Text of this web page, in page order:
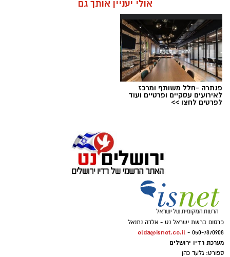
ניסים ניצ'קו . קרדיט צילום - פרטי
ה עם מי שהקימו את פעילות הבנקאות
הפרטית של הבנק בירושלים, ועתהשב להוביל
אותה בתקופה של צמיחה והרחבת הפעילות.
בתפקידו האחרון הוא ניהל
הפרטית של הבנק בתל אביב
אולי יעניין אותך גם
פנתרה -חלל משותף ומרכז
לאירועים עסקיים ופרטיים ועוד
לפרטים לחצו >>
פרסום ברשת ישראל נט - אלדה נתנאל
050-7870908 -
elda@isnet.co.il
מערכת רדיו ירושלים
ספורט: גלעד כהן